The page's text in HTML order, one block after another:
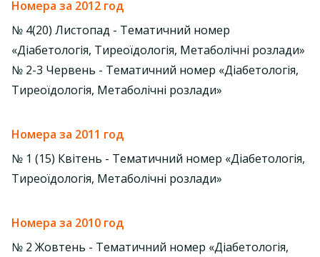
Номера за 2012 год
№ 4(20) Листопад - Тематичний номер
«Діабетологія, Тиреоїдологія, Метаболічні розлади»
№ 2-3 Червень - Тематичний номер «Діабетологія,
Тиреоїдологія, Метаболічні розлади»
Номера за 2011 год
№ 1 (15) Квітень - Тематичний номер «Діабетологія,
Тиреоїдологія, Метаболічні розлади»
Номера за 2010 год
№ 2 Жовтень - Тематичний номер «Діабетологія,